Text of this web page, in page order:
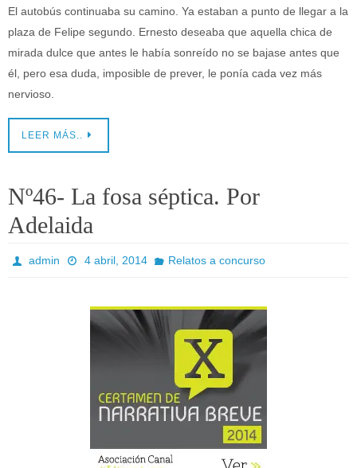
El autobús continuaba su camino. Ya estaban a punto de llegar a la
plaza de Felipe segundo. Ernesto deseaba que aquella chica de
mirada dulce que antes le había sonreído no se bajase antes que
él, pero esa duda, imposible de prever, le ponía cada vez más
nervioso.
LEER MÁS..
Nº46- La fosa séptica. Por
Adelaida
admin 4 abril, 2014 Relatos a concurso